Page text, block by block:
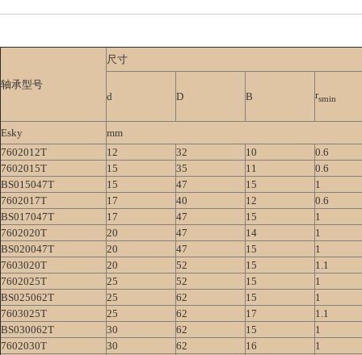
轴承型号
尺寸
d D B rsmin
Esky
mm
7602012T
12 32 10
0.6
7602015T
15 35 11
0.6
BS015047T
15 47 15
1
7602017T
17 40 12
0.6
BS017047T
17 47 15
1
7602020T
20 47 14
1
BS020047T
20 47 15
1
7603020T
20 52 15
1.1
7602025T
25 52 15
1
BS025062T
25 62 15
1
7603025T
25 62 17
1.1
BS030062T
30 62 15
1
7602030T
30 62 16
1